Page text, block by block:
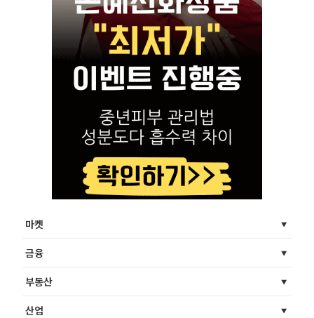
마켓
금융
부동산
산업